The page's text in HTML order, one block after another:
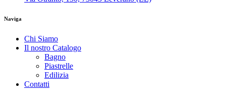
Naviga
Chi Siamo
Il nostro Catalogo
Bagno
Piastrelle
Edilizia
Contatti